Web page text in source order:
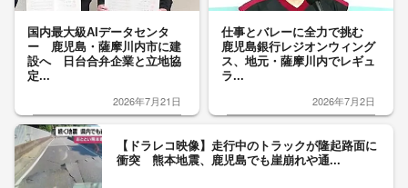
国内最大級AIデータセンタ
ー 鹿児島・薩摩川内市に建
設へ 日台合弁企業と立地協
定...
2026年7月21日
仕事とバレーに全力で挑む
鹿児島銀行レジオンウィング
ス、地元・薩摩川内でレギュ
ラ...
2026年7月2日
【ドラレコ映像】走行中のトラックが隆起路面に
衝突 熊本地震、鹿児島でも崖崩れや通...